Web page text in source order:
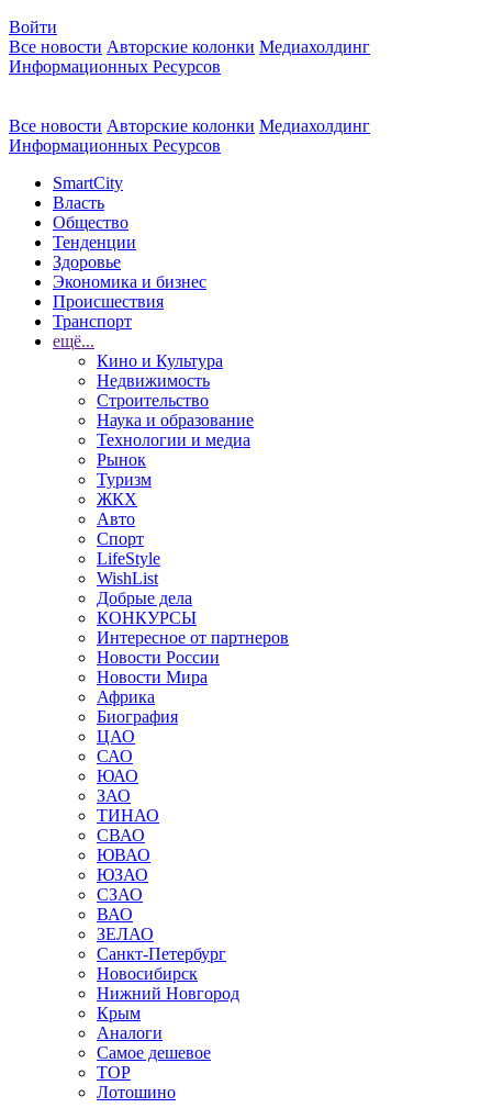
Войти
Все новости Авторские колонки Медиахолдинг
Информационных Ресурсов
Все новости Авторские колонки Медиахолдинг
Информационных Ресурсов
SmartCity
Власть
Общество
Тенденции
Здоровье
Экономика и бизнес
Происшествия
Транспорт
ещё...
Кино и Культура
Недвижимость
Строительство
Наука и образование
Технологии и медиа
Рынок
Туризм
ЖКХ
Авто
Спорт
LifeStyle
WishList
Добрые дела
КОНКУРСЫ
Интересное от партнеров
Новости России
Новости Мира
Африка
Биография
ЦАО
САО
ЮАО
ЗАО
ТИНАО
СВАО
ЮВАО
ЮЗАО
СЗАО
ВАО
ЗЕЛАО
Санкт-Петербург
Новосибирск
Нижний Новгород
Крым
Аналоги
Самое дешевое
TOP
Лотошино